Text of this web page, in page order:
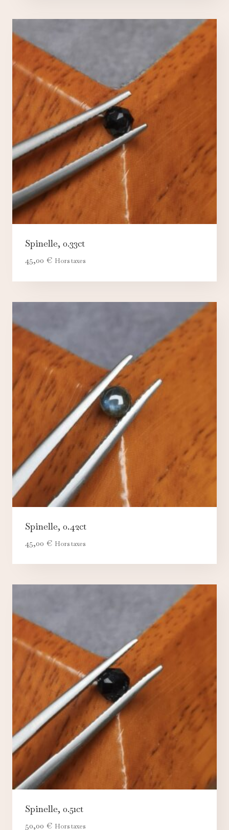
Spinelle, 0.33ct
45,00 € Hors taxes
Spinelle, 0.42ct
45,00 € Hors taxes
Spinelle, 0.51ct
50,00 € Hors taxes